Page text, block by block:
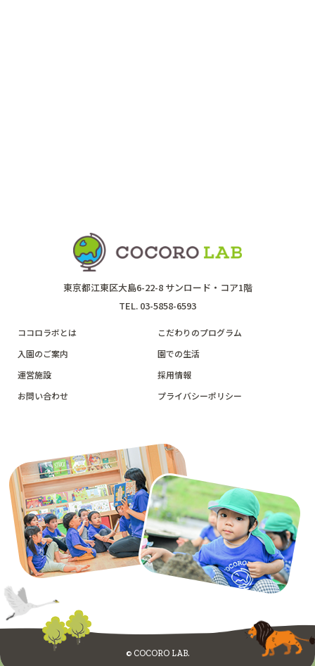
東京都江東区大島6-22-8 サンロード・コア1階
TEL. 03-5858-6593
ココロラボとは
こだわりのプログラム
入園のご案内
園での生活
運営施設
採用情報
お問い合わせ
プライバシーポリシー
© COCORO LAB.